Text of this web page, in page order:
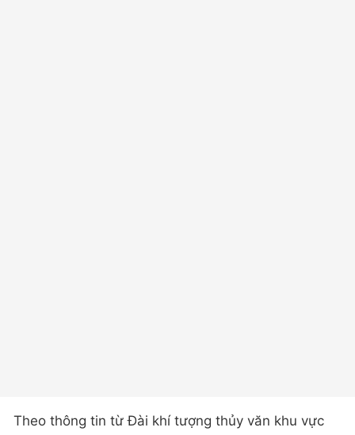
Theo thông tin từ Đài khí tượng thủy văn khu vực